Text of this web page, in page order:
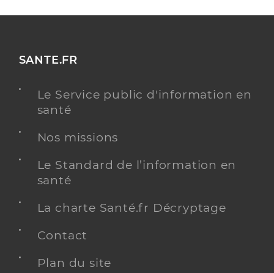
SANTE.FR
Le Service public d'information en
santé
Nos missions
Le Standard de l’information en
santé
La charte Santé.fr Décryptage
Contact
Plan du site